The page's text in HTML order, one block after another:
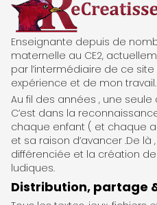
ReCreatisse
Enseignante depuis de
maternelle au CE2,
par l’intermédiaire de ce
expérience et de mon travail.
Au fil des années , une
C’est dans la
chaque enfant ( et chaque
et sa raison d’avancer .De
différenciée et la création
ludiques.
Distribution, partage